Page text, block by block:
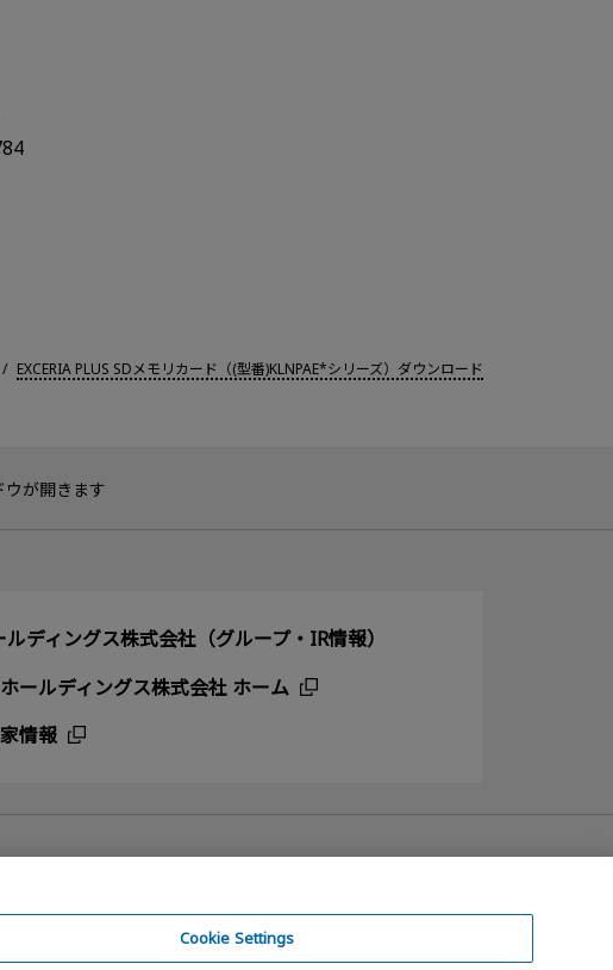
EXCERIA PLUS SDメモリカード（(型番)KLNPAE*シリーズ）ダウンロード
が開きます
ディングス株式会社（グループ・IR情報）
ールディングス株式会社 ホーム
情報
Cookie Settings